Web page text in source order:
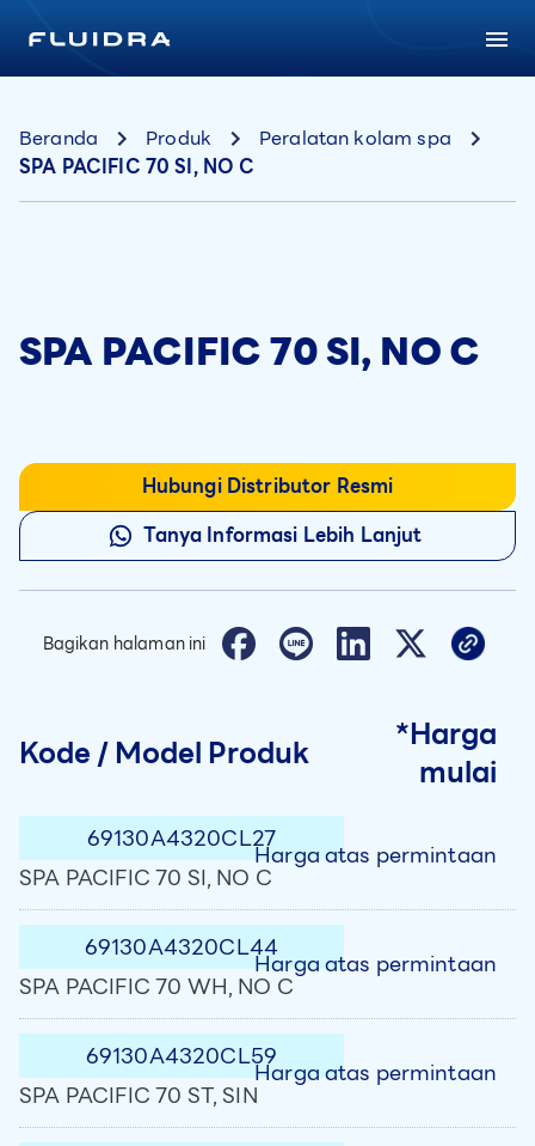
Beranda Produk
Peralatan kolam spa
SPA PACIFIC 70 SI, NO C
SPA PACIFIC 70 SI, NO C
Hubungi Distributor Resmi
Tanya Informasi Lebih Lanjut
Bagikan halaman ini
Kode / Model Produk
*Harga
mulai
69130A4320CL27
SPA PACIFIC 70 SI, NO C
Harga atas permintaan
69130A4320CL44
SPA PACIFIC 70 WH, NO C
Harga atas permintaan
69130A4320CL59
SPA PACIFIC 70 ST, SIN
Harga atas permintaan